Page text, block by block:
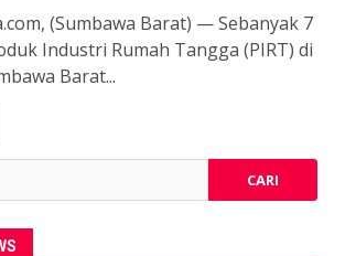
(Sumbawa Barat) — Sebanyak 7
Industri Rumah Tangga (PIRT) di
Barat...